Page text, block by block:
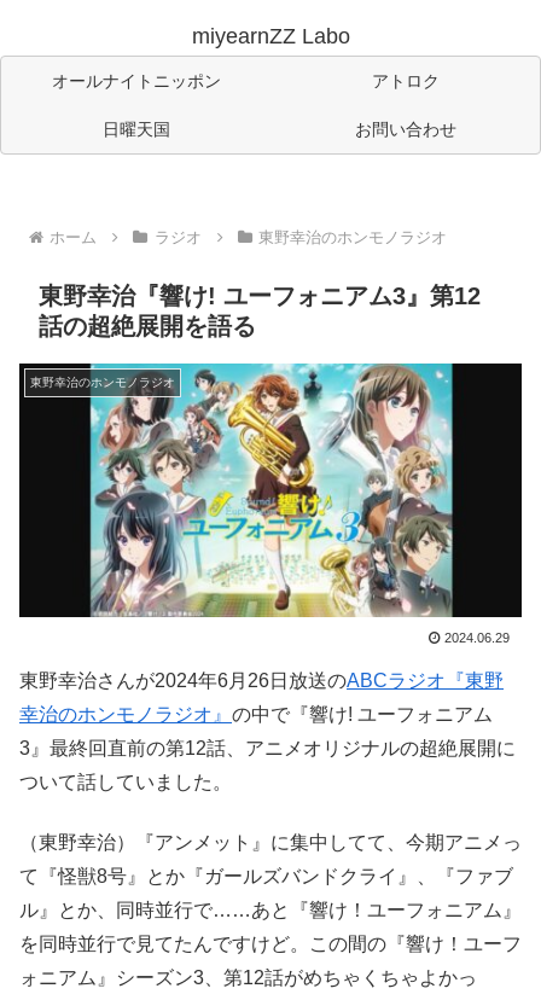
miyearnZZ Labo
オールナイトニッポン アトロク
日曜天国 お問い合わせ
ホーム ラジオ 東野幸治のホンモノラジオ
東野幸治『響け! ユーフォニアム3』第12
話の超絶展開を語る
東野幸治のホンモノラジオ
2024.06.29
東野幸治さんが2024年6月26日放送のABCラジオ『東野
幸治のホンモノラジオ』 の中で『響け! ユーフォニアム
3』最終回直前の第12話、アニメオリジナルの超絶展開に
ついて話していました。
（東野幸治）『アンメット』に集中してて、今期アニメっ
て『怪獣8号』とか『ガールズバンドクライ』、『ファブ
ル』とか、同時並行で……あと『響け！ユーフォニアム』
を同時並行で見てたんですけど。この間の『響け！ユーフ
ォニアム』シーズン3、第12話がめちゃくちゃよかっ